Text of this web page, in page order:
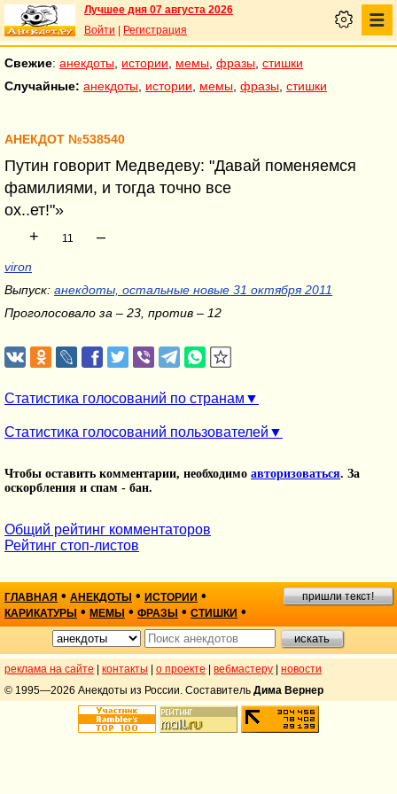
Лучшее дня 07 августа 2026
Войти
Регистрация
Свежие: анекдоты истории мемы фразы стишки
Случайные: анекдоты истории мемы фразы стишки
АНЕКДОТ №538540
Путин говорит Медведеву: "Давай поменяемся
фамилиями, и тогда точно все
ох..ет!"»
+
11 –
viron
Выпуск: анекдоты, остальные новые 31 октября 2011
Проголосовало за – 23, против – 12
Статистика голосований по странам
Статистика голосований пользователей
Чтобы оставить комментарии, необходимо авторизоваться. За
оскорбления и спам - бан.
Общий рейтинг комментаторов
Рейтинг стоп-листов
ГЛАВНАЯ • АНЕКДОТЫ • ИСТОРИИ •
КАРИКАТУРЫ • МЕМЫ • ФРАЗЫ • СТИШКИ •
пришли текст!
реклама на сайте контакты о проекте вебмастеру
новости
© 1995—2026 Анекдоты из России. Составитель Дима Вернер